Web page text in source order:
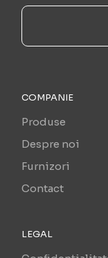
COMPANIE
Produse
Despre noi
Furnizori
Contact
LEGAL